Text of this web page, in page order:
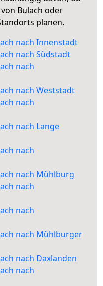
Bulach oder
planen.
nach Innenstadt
nach Südstadt
nach
nach Weststadt
nach
nach Lange
nach
nach Mühlburg
nach
nach
nach Mühlburger
nach Daxlanden
nach